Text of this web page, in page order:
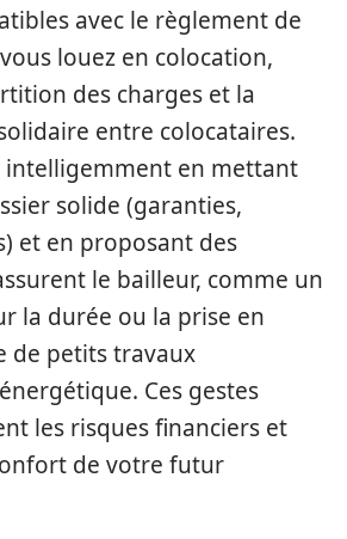
avec le règlement de
louez en colocation,
des charges et la
entre colocataires.
intelligemment en mettant
solide (garanties,
et en proposant des
le bailleur, comme un
la durée ou la prise en
de petits travaux
Ces gestes
les risques financiers et
de votre futur